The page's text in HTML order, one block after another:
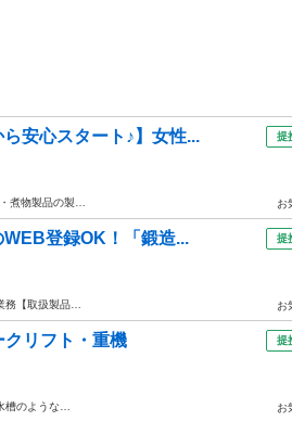
安心スタート♪】女性...
煮物製品の製…
提
お
登録OK！「鍛造...
務【取扱製品…
提
お
リフト・重機
槽のような…
提
お